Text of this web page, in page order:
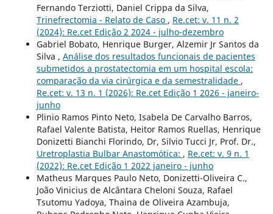
Fernando Terziotti, Daniel Crippa da Silva,
Trinefrectomia - Relato de Caso , Re.cet: v. 11 n. 2
(2024): Re.cet Edição 2 2024 - julho-dezembro
Gabriel Bobato, Henrique Burger, Alzemir Jr Santos da
Silva , Análise dos resultados funcionais de pacientes
submetidos a prostatectomia em um hospital escola:
comparação da via cirúrgica e da semestralidade ,
Re.cet: v. 13 n. 1 (2026): Re.cet Edição 1 2026 - janeiro-
junho
Plinio Ramos Pinto Neto, Isabela De Carvalho Barros,
Rafael Valente Batista, Heitor Ramos Ruellas, Henrique
Donizetti Bianchi Florindo, Dr, Silvio Tucci Jr, Prof. Dr.,
Uretroplastia Bulbar Anastomótica: , Re.cet: v. 9 n. 1
(2022): Re.cet Edição 1 2022 janeiro - junho
Matheus Marques Paulo Neto, Donizetti-Oliveira C.,
João Vinicius de Alcântara Cheloni Souza, Rafael
Tsutomu Yadoya, Thaina de Oliveira Azambuja,